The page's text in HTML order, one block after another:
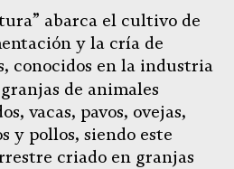
abarca el cultivo de
y la cría de
conocidos en la industria
de animales
vacas, pavos, ovejas,
y pollos, siendo este
criado en granjas